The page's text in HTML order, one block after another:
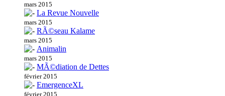
mars 2015
La Revue Nouvelle
mars 2015
RÃ©seau Kalame
mars 2015
Animalin
mars 2015
MÃ©diation de Dettes
février 2015
EmergenceXL
février 2015